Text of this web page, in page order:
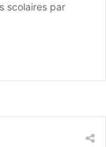
scolaires par